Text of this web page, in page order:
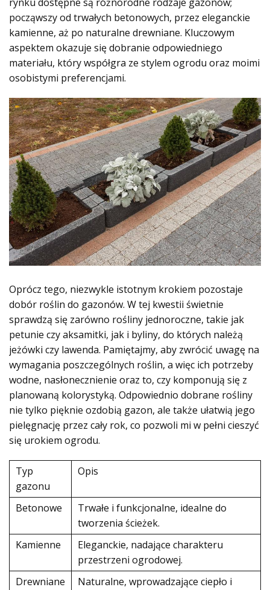
począwszy od trwałych betonowych, przez eleganckie
kamienne, aż po naturalne drewniane. Kluczowym
aspektem okazuje się dobranie odpowiedniego
materiału, który współgra ze stylem ogrodu oraz moimi
osobistymi preferencjami.
Oprócz tego, niezwykle istotnym krokiem pozostaje
dobór roślin do gazonów. W tej kwestii świetnie
sprawdzą się zarówno rośliny jednoroczne, takie jak
petunie czy aksamitki, jak i byliny, do których należą
jeżówki czy lawenda. Pamiętajmy, aby zwrócić uwagę na
wymagania poszczególnych roślin, a więc ich potrzeby
wodne, nasłonecznienie oraz to, czy komponują się z
planowaną kolorystyką. Odpowiednio dobrane rośliny
nie tylko pięknie ozdobią gazon, ale także ułatwią jego
pielęgnację przez cały rok, co pozwoli mi w pełni cieszyć
się urokiem ogrodu.
Typ
gazonu
Opis
Betonowe
Trwałe i funkcjonalne, idealne do
tworzenia ścieżek.
Kamienne
Eleganckie, nadające charakteru
przestrzeni ogrodowej.
Drewniane
Naturalne, wprowadzające ciepło i